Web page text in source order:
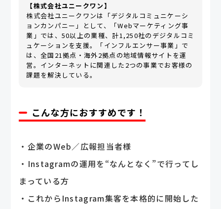
【株式会社ユニークワン】
株式会社ユニークワンは「デジタルコミュニケーシ
ョンカンパニー」として、「Webマーケティング事
業」では、50以上の業種、計1,250社のデジタルコミ
ュケーションを支援。「インフルエンサー事業」で
は、全国21拠点・海外2拠点の地域情報サイトを運
営。インターネットに関連した2つの事業でお客様の
課題を解決している。
こんな方におすすめです！
・企業のWeb／広報担当者様
・Instagramの運用を“なんとなく”で行ってし
まっている方
・これからInstagram集客を本格的に開始した